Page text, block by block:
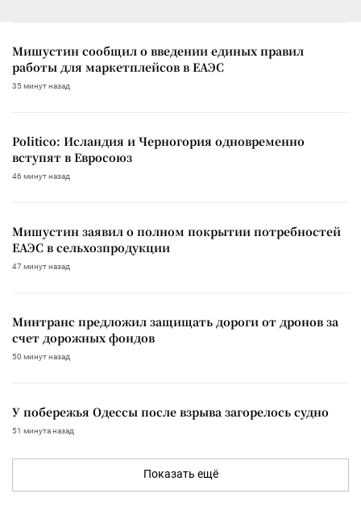
Мишустин сообщил о введении единых правил
работы для маркетплейсов в ЕАЭС
35 минут назад
Politico: Исландия и Черногория одновременно
вступят в Евросоюз
46 минут назад
Мишустин заявил о полном покрытии потребностей
ЕАЭС в сельхозпродукции
47 минут назад
Минтранс предложил защищать дороги от дронов за
счет дорожных фондов
50 минут назад
У побережья Одессы после взрыва загорелось судно
51 минута назад
Показать ещё